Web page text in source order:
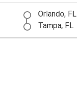
Orlando, FL
Tampa, FL